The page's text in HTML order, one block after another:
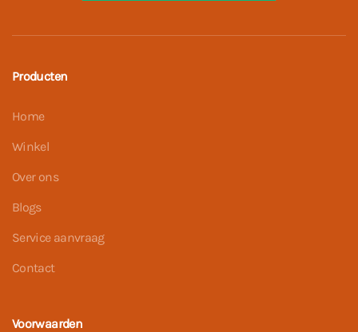
Producten
Home
Winkel
Over ons
Blogs
Service aanvraag
Contact
Voorwaarden